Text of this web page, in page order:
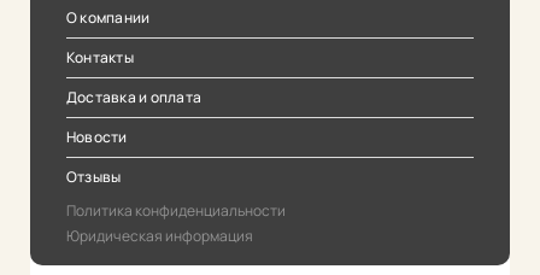
О компании
Контакты
Доставка и оплата
Новости
Отзывы
Политика конфиденциальности
Юридическая информация